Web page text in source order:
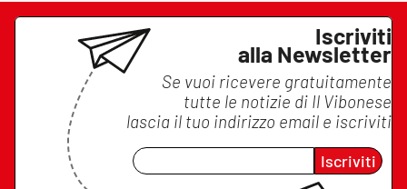
Iscriviti
alla Newsletter
Se vuoi ricevere gratuitamente
tutte le notizie di Il Vibonese
lascia il tuo indirizzo email e iscriviti
Iscriviti